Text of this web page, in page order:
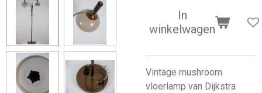
In
winkelwagen
Vintage mushroom
vloerlamp van Dijkstra